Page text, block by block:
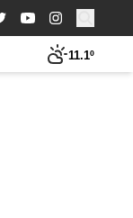
Buscar:
11.1º